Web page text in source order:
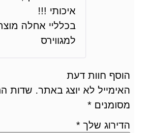
איכותי !!!
בכלליי אחלה
למגווירס
הוסף חוות דעת
האימייל לא יוצג באתר. שדות
מסומנים *
הדירוג שלך *